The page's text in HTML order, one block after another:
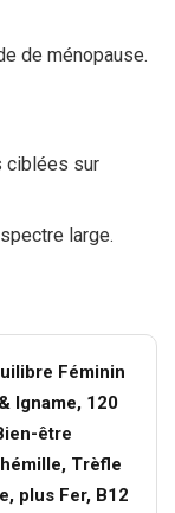
de ménopause.
ciblées sur
large.
Féminin
Igname, 120
être
Trèfle
plus Fer, B12